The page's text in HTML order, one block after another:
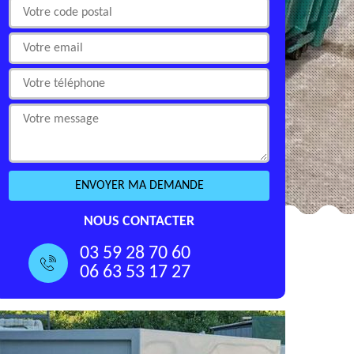
NOUS CONTACTER
03 59 28 70 60
06 63 53 17 27